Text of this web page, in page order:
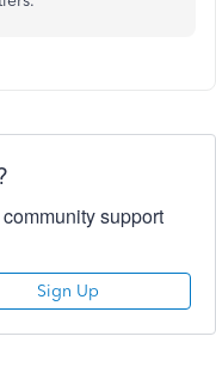
support
Sign Up